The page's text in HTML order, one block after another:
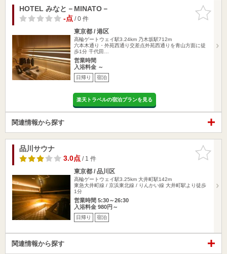
お気に入
りに追加
HOTEL みなと－MINATO－
-点/ 0 件
東京都 / 港区
高輪ゲートウェイ駅3.24km 乃木坂駅712m
六本木通り・外苑西通り交差点外苑西通りを青山方面に徒
歩1分 千代田…
営業時間
入浴料金 ～
日帰り 宿泊
楽天トラベルの宿泊プランを見る
関連情報から探す
お気に入
りに追加
品川サウナ
3.0点/ 1 件
東京都 / 品川区
高輪ゲートウェイ駅3.25km 大井町駅142m
東急大井町線 / 京浜東北線 / りんかい線 大井町駅より徒歩
1分
営業時間 5:30～26:30
入浴料金 980円～
日帰り 宿泊
関連情報から探す